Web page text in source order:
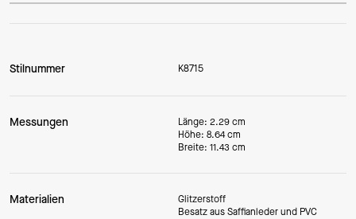
Stilnummer K8715
Messungen
Länge: 2.29 cm
Höhe: 8.64 cm
Breite: 11.43 cm
Materialien
Glitzerstoff
Besatz aus Saffianleder und PVC